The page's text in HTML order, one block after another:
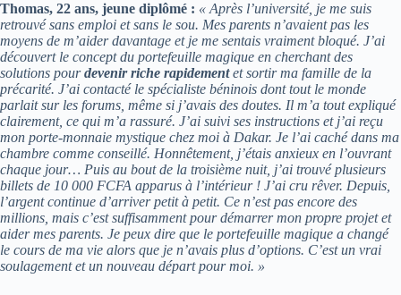
Thomas, 22 ans, jeune diplômé : « Après l’université, je me suis
retrouvé sans emploi et sans le sou. Mes parents n’avaient pas les
moyens de m’aider davantage et je me sentais vraiment bloqué. J’ai
découvert le concept du portefeuille magique en cherchant des
solutions pourdevenir riche rapidementet sortir ma famille de la
précarité. J’ai contacté le spécialiste béninois dont tout le monde
parlait sur les forums, même si j’avais des doutes. Il m’a tout expliqué
clairement, ce qui m’a rassuré. J’ai suivi ses instructions et j’ai reçu
mon porte-monnaie mystique chez moi à Dakar. Je l’ai caché dans ma
chambre comme conseillé. Honnêtement, j’étais anxieux en l’ouvrant
chaque jour… Puis au bout de la troisième nuit, j’ai trouvé plusieurs
billets de 10 000 FCFA apparus à l’intérieur ! J’ai cru rêver. Depuis,
l’argent continue d’arriver petit à petit. Ce n’est pas encore des
millions, mais c’est suffisamment pour démarrer mon propre projet et
aider mes parents. Je peux dire que le portefeuille magique a changé
le cours de ma vie alors que je n’avais plus d’options. C’est un vrai
soulagement et un nouveau départ pour moi. »